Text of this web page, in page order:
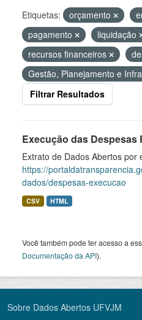
Etiquetas: orçamento
pagamento
liquidação
recursos financeiros
Gestão, Planejamento e
Filtrar Resultados
Execução das Despesas
Extrato de Dados Abertos por
https://
dados/despesas-execucao
CSV HTML
Você também pode ter acesso a
Documentação da API).
Sobre Dados Abertos UFVJM